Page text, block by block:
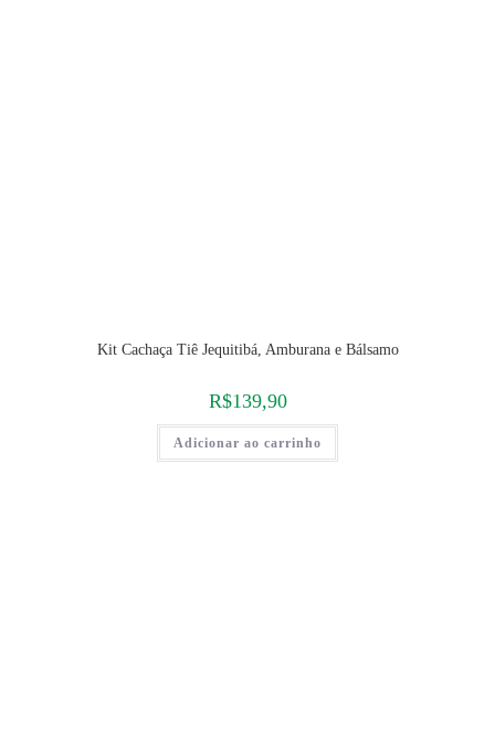
Kit Cachaça Tiê Jequitibá, Amburana e Bálsamo
R$139,90
Adicionar ao carrinho